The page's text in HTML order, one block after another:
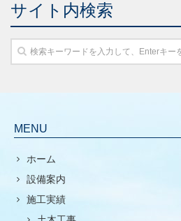
サイト内検索
MENU
ホーム
設備案内
施工実績